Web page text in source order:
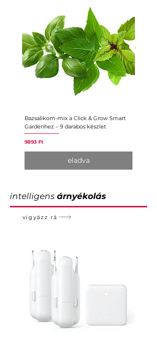
Bazsalikom-mix a Click & Grow Smart
Gardenhez – 9 darabos készlet
Ár
9893 Ft
eladva
intelligens árnyékolás
vigyázz rá